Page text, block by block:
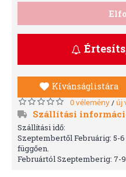
Kívánságlistára
0 vélemény/ új
Szállítási
Szállítási idő:
Szeptembertől Februárig:
függően.
Februártól Szeptemberig: 7-